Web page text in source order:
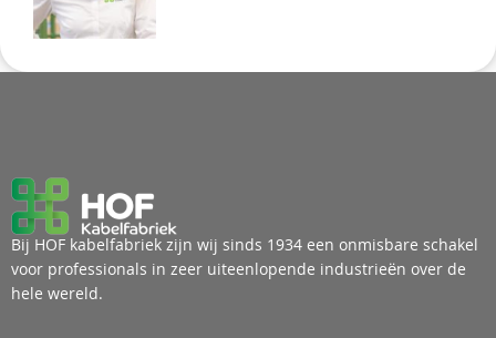
Bij HOF kabelfabriek zijn wij sinds 1934 een onmisbare schakel
voor professionals in zeer uiteenlopende industrieën over de
hele wereld.